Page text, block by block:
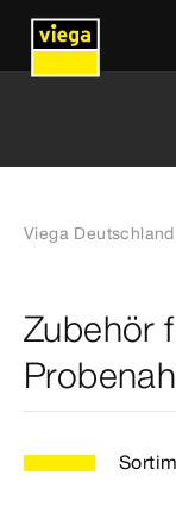
Viega Deutschland
Zubehör